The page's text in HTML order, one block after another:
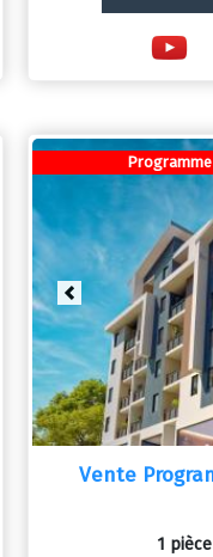
Previous
Vente
1